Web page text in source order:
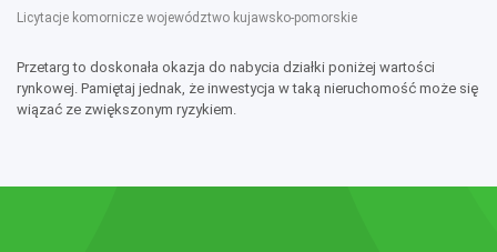
Licytacje komornicze województwo kujawsko-pomorskie
Przetarg to doskonała okazja do nabycia działki poniżej wartości
rynkowej. Pamiętaj jednak, że inwestycja w taką nieruchomość może się
wiązać ze zwiększonym ryzykiem.